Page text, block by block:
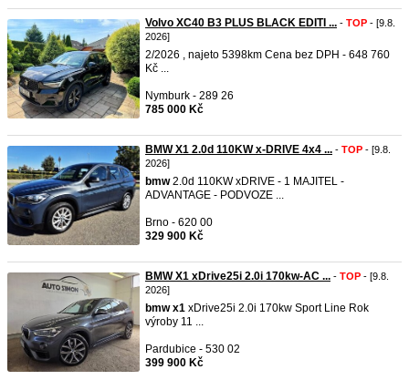
Volvo XC40 B3 PLUS BLACK EDITI ... - TOP - [9.8.
2026]
2/2026 , najeto 5398km Cena bez DPH - 648 760
Kč ...
Nymburk - 289 26
785 000 Kč
BMW X1 2.0d 110KW x-DRIVE 4x4 ... - TOP - [9.8.
2026]
bmw2.0d 110KW xDRIVE - 1 MAJITEL -
ADVANTAGE - PODVOZE ...
Brno - 620 00
329 900 Kč
BMW X1 xDrive25i 2.0i 170kw-AC ... - TOP - [9.8.
2026]
bmw x1 xDrive25i 2.0i 170kw Sport Line Rok
výroby 11 ...
Pardubice - 530 02
399 900 Kč